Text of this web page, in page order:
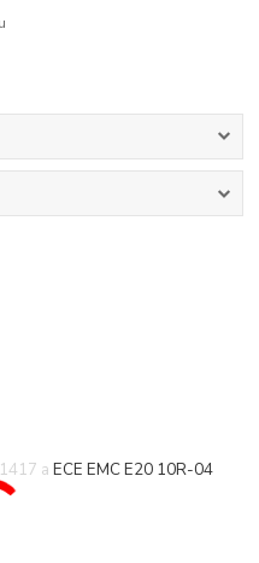
a ECE EMC E20 10R-04